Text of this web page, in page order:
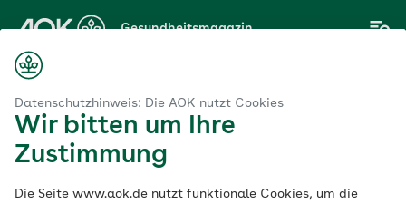
Datenschutzhinweis: Die AOK nutzt Cookies
Wir bitten um Ihre
Zustimmung
Die Seite www.aok.de nutzt funktionale Cookies, um die
Hauptinhalt
springen
Gesundheitsmagazin